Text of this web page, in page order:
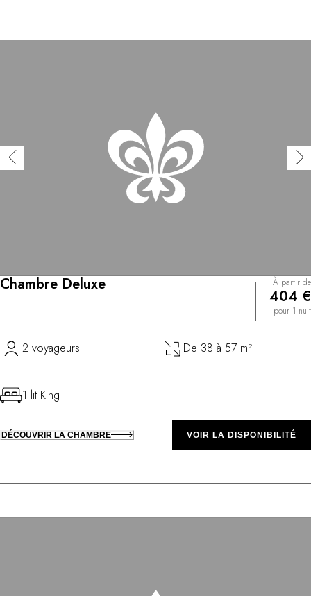
Chambre Deluxe À partir de
404 €
pour 1 nuit
2 voyageurs De 38 à 57 m²
1 lit King
DÉCOUVRIR LA CHAMBRE VOIR LA DISPONIBILITÉ